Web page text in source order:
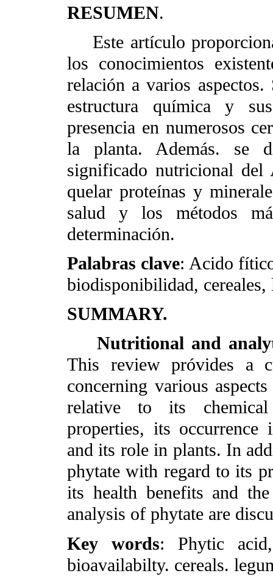
RESUMEN.
Este artículo
los conocimientos
relación a varios
estructura química y
presencia en numerosos
la planta. Además. se
significado nutricional del
quelar proteínas y
salud y los métodos
determinación.
Palabras clave: Acido
biodisponibilidad, cereales,
SUMMARY.
Nutritional and
This review próvides a
concerning various
relative to its chemical
properties, its occurrence
and its role in plants. In
phytate with regard to its
its health benefits and
analysis of phytate are
Key words: Phytic
bioavailabilty. cereals.